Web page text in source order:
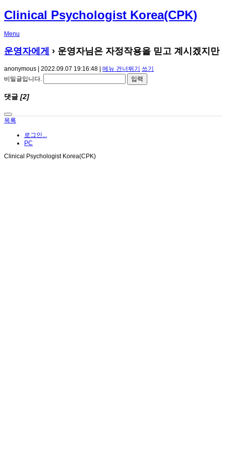
Clinical Psychologist Korea(CPK)
Menu
운영자에게 › 운영자님은 자정작용을 믿고 계시겠지만
anonymous | 2022.09.07 19:16:48 | 메뉴 건너뛰기
쓰기
비밀글입니다.
댓글 [2]
목록
로그인...
PC
Clinical Psychologist Korea(CPK)